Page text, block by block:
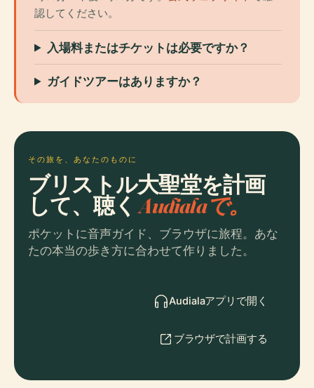
認してください。
入場料またはチケットは必要ですか？
ガイドツアーはありますか？
その旅を、あなたのものに
ブリストル大聖堂を計画
して、聴くAudialaで。
ポケットに音声ガイド、ブラウザに旅程。あな
たの本当の歩き方に合わせて作りました。
Audialaアプリで開く
ブラウザで計画する